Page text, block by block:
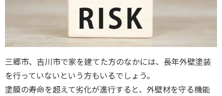
三郷市、吉川市で家を建てた方のなかには、長年外壁塗装
を行っていないという方もいるでしょう。
塗膜の寿命を超えて劣化が進行すると、外壁材を守る機能